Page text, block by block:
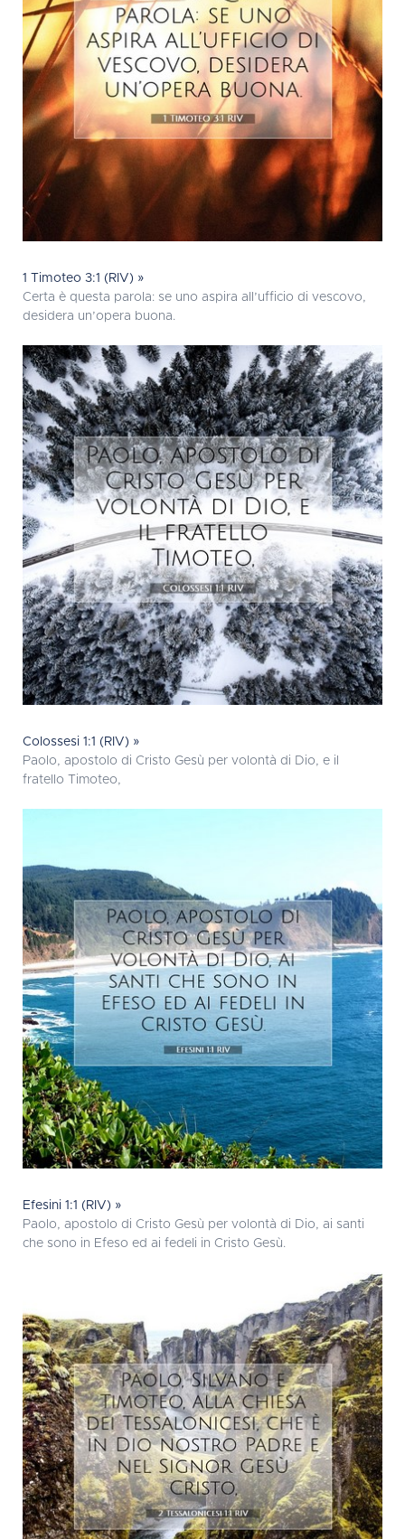
1 Timoteo 3:1 (RIV) »
Certa è questa parola: se uno aspira all’ufficio di vescovo,
desidera un’opera buona.
Colossesi 1:1 (RIV) »
Paolo, apostolo di Cristo Gesù per volontà di Dio, e il
fratello Timoteo,
Efesini 1:1 (RIV) »
Paolo, apostolo di Cristo Gesù per volontà di Dio, ai santi
che sono in Efeso ed ai fedeli in Cristo Gesù.